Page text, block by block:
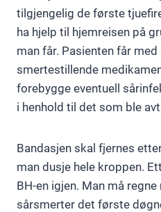
tilgjengelig de første
ha hjelp til hjemreisen på
man får. Pasienten får
smertestillende
forebygge eventuell
i henhold til det som ble
Bandasjen skal fjernes
man dusje hele kroppen.
BH-en igjen. Man må
sårsmerter det første